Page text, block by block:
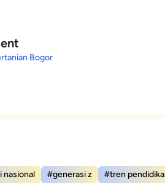
Bogor
nasional #generasi z #tren